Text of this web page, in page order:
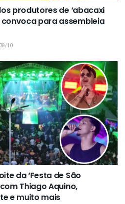
produtores de ‘abacaxi
para assembleia
10
da ‘Festa de São
Thiago Aquino,
e muito mais